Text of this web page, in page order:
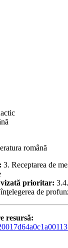
română
3. Receptarea de
vizată prioritar:
de
resursă: